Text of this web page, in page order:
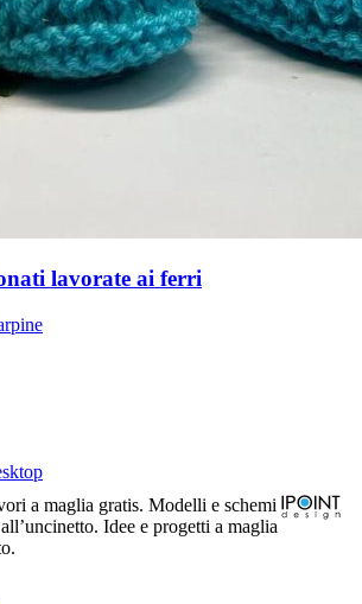
lavorate ai ferri
a maglia gratis. Modelli e schemi
Idee e progetti a maglia